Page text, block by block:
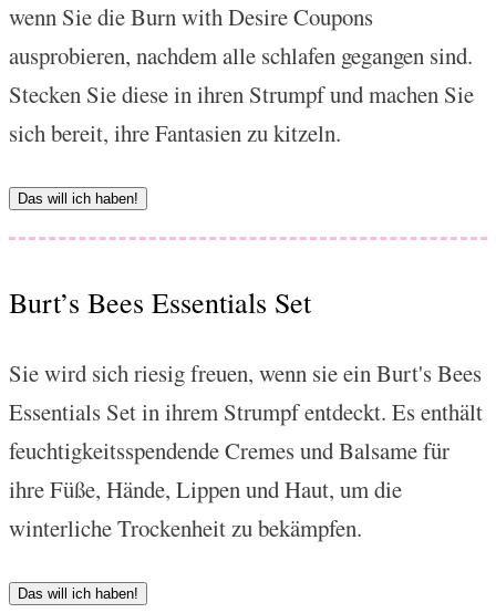
wenn Sie die Burn with Desire Coupons
ausprobieren, nachdem alle schlafen gegangen sind.
Stecken Sie diese in ihren Strumpf und machen Sie
sich bereit, ihre Fantasien zu kitzeln.
Das will ich haben!
Burt’s Bees Essentials Set
Sie wird sich riesig freuen, wenn sie ein Burt's Bees
Essentials Set in ihrem Strumpf entdeckt. Es enthält
feuchtigkeitsspendende Cremes und Balsame für
ihre Füße, Hände, Lippen und Haut, um die
winterliche Trockenheit zu bekämpfen.
Das will ich haben!